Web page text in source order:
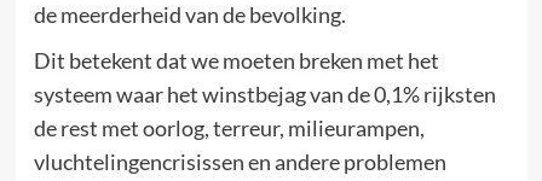
de meerderheid van de bevolking.
Dit betekent dat we moeten breken met het
systeem waar het winstbejag van de 0,1% rijksten
de rest met oorlog, terreur, milieurampen,
vluchtelingencrisissen en andere problemen